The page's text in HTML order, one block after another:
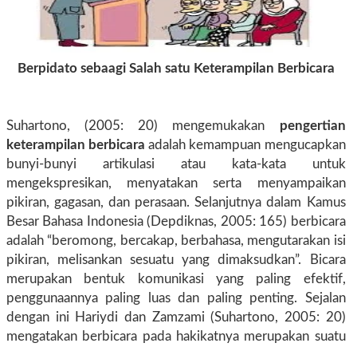
Berpidato sebaagi Salah satu Keterampilan Berbicara
Suhartono, (2005: 20) mengemukakan pengertian
keterampilan berbicara adalah kemampuan mengucapkan
bunyi-bunyi artikulasi atau kata-kata untuk
mengekspresikan, menyatakan serta menyampaikan
pikiran, gagasan, dan perasaan. Selanjutnya dalam Kamus
Besar Bahasa Indonesia (Depdiknas, 2005: 165) berbicara
adalah “beromong, bercakap, berbahasa, mengutarakan isi
pikiran, melisankan sesuatu yang dimaksudkan”. Bicara
merupakan bentuk komunikasi yang paling efektif,
penggunaannya paling luas dan paling penting. Sejalan
dengan ini Hariydi dan Zamzami (Suhartono, 2005: 20)
mengatakan berbicara pada hakikatnya merupakan suatu